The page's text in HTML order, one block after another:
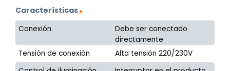
Características
Conexión
Debe ser conectado
directamente
Tensión de conexión
Alta tensión 220/230V